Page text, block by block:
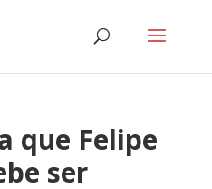
que Felipe
ser